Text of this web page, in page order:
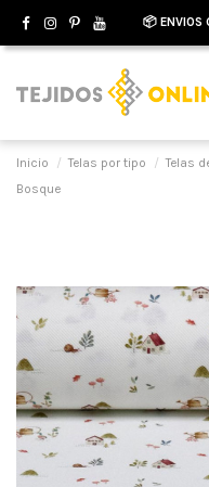
📦 ENVIOS
Inicio Telas por tipo Telas
Bosque